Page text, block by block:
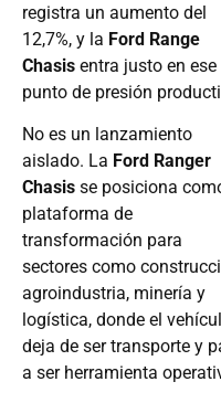
registra un aumento del
12,7%, y la Ford Range
Chasis entra justo en ese
punto de presión
No es un lanzamiento
aislado. La Ford Ranger
Chasis se posiciona
plataforma de
transformación para
sectores como
agroindustria, minería y
logística, donde el
deja de ser transporte y
a ser herramienta